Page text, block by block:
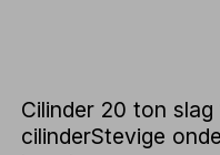
Cilinder 20 ton slag
cilinderStevige